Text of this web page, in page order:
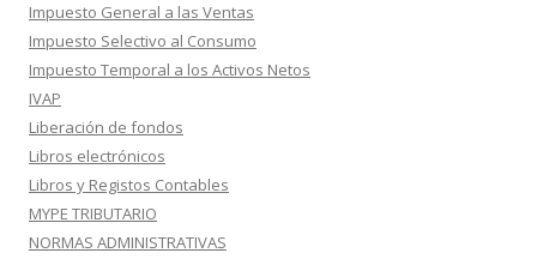
Impuesto General a las Ventas
Impuesto Selectivo al Consumo
Impuesto Temporal a los Activos Netos
IVAP
Liberación de fondos
Libros electrónicos
Libros y Registos Contables
MYPE TRIBUTARIO
NORMAS ADMINISTRATIVAS